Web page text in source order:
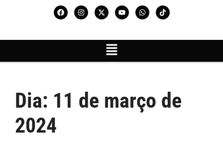
Dia: 11 de março de
2024